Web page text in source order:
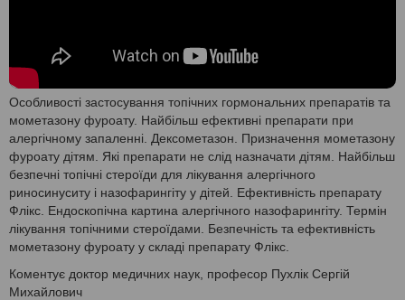
Особливості застосування топічних гормональних препаратів та
мометазону фуроату. Найбільш ефективні препарати при
алергічному запаленні. Дексометазон. Призначення мометазону
фуроату дітям. Які препарати не слід назначати дітям. Найбільш
безпечні топічні стероїди для лікування алергічного
риносинуситу і назофарингіту у дітей. Ефективність препарату
Флікс. Ендоскопічна картина алергічного назофарингіту. Термін
лікування топічними стероїдами. Безпечність та ефективність
мометазону фуроату у складі препарату Флікс.
Коментує доктор медичних наук, професор Пухлік Сергій
Михайлович